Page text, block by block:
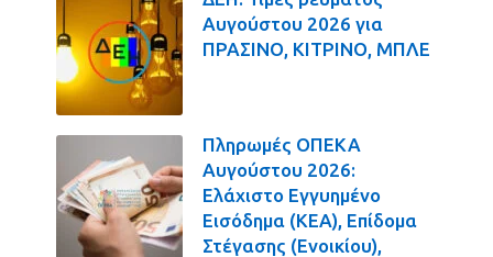
Αυγούστου 2026 για
ΠΡΑΣΙΝΟ, ΚΙΤΡΙΝΟ, ΜΠΛΕ
Πληρωμές ΟΠΕΚΑ
Αυγούστου 2026:
Ελάχιστο Εγγυημένο
Εισόδημα (ΚΕΑ), Επίδομα
Στέγασης (Ενοικίου),